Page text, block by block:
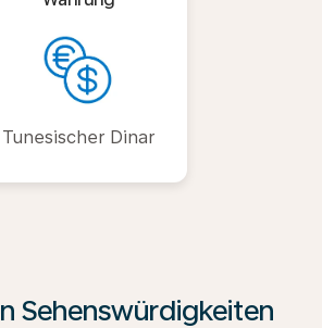
Tunesischer Dinar
Sehenswürdigkeiten